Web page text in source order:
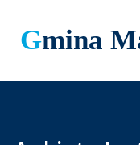
Gmina